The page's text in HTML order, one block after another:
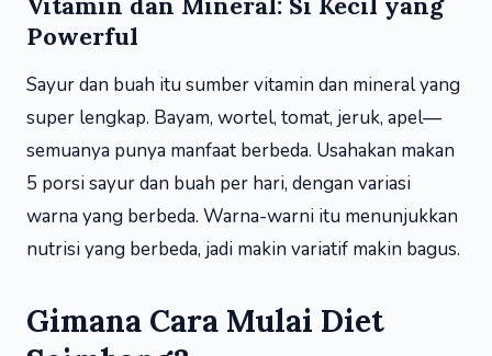
Powerful
Sayur dan buah itu sumber vitamin dan mineral yang
super lengkap. Bayam, wortel, tomat, jeruk, apel—
semuanya punya manfaat berbeda. Usahakan makan
5 porsi sayur dan buah per hari, dengan variasi
warna yang berbeda. Warna-warni itu menunjukkan
nutrisi yang berbeda, jadi makin variatif makin bagus.
Gimana Cara Mulai Diet